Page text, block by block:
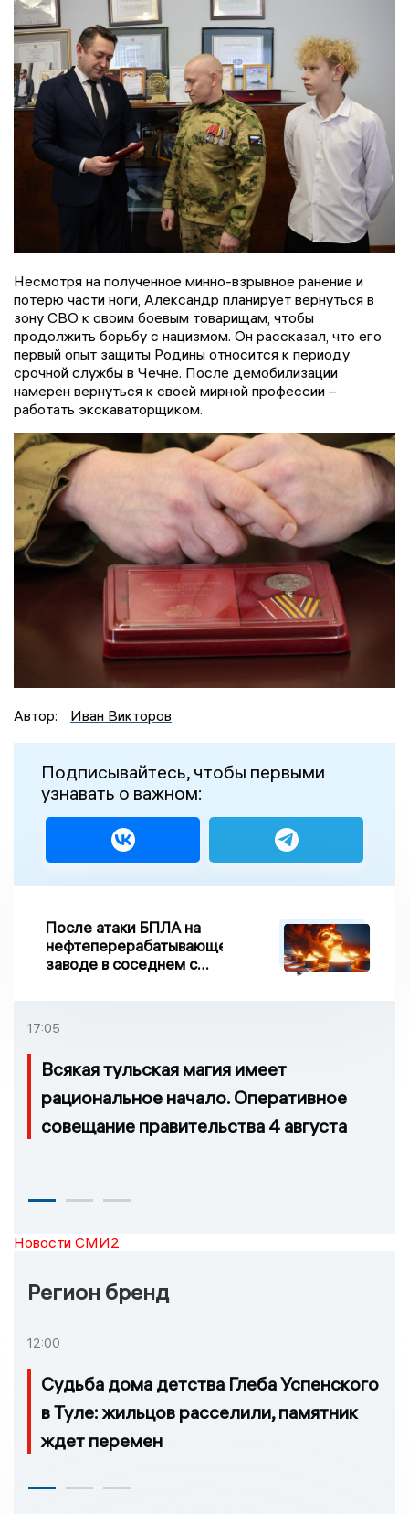
Несмотря на полученное минно-взрывное ранение и
потерю части ноги, Александр планирует вернуться в
зону СВО к своим боевым товарищам, чтобы
продолжить борьбу с нацизмом. Он рассказал, что его
первый опыт защиты Родины относится к периоду
срочной службы в Чечне. После демобилизации
намерен вернуться к своей мирной профессии –
работать экскаваторщиком.
Автор: Иван Викторов
Подписывайтесь, чтобы первыми
узнавать о важном:
После атаки БПЛА на
нефтеперерабатывающем
заводе в соседнем с
17:05
Всякая тульская магия имеет
рациональное начало. Оперативное
совещание правительства 4 августа
Новости СМИ2
Регион бренд
12:00
Судьба дома детства Глеба Успенского
в Туле: жильцов расселили, памятник
ждет перемен